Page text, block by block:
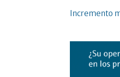
Incremento